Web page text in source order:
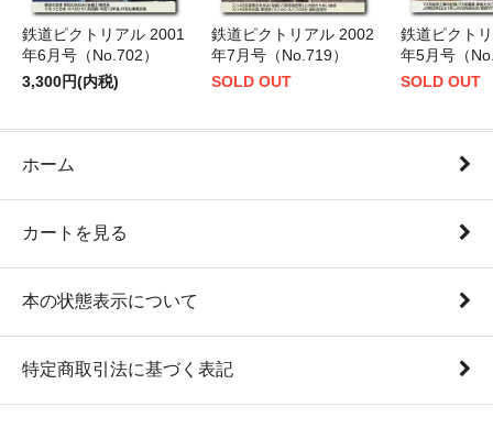
鉄道ピクトリアル 2001
年6月号（No.702）
3,300円(内税)
鉄道ピクトリアル 2002
年7月号（No.719）
SOLD OUT
鉄道ピクト
年5月号（
SOLD OUT
ホーム
カートを見る
本の状態表示について
特定商取引法に基づく表記